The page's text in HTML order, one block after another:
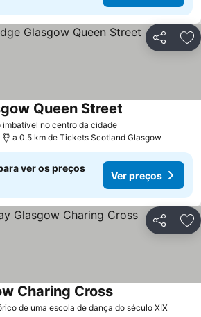
Partilhar
no centro da cidade
Queen Street
a 0.5 km de Tickets Scotland Glasgow
ver os preços
Ver preços
Partilhar
de uma escola de dança do século XIX
Charing Cross